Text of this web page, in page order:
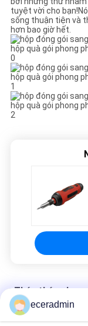
GIÁ
SƠ
ĐỒ
TRANG
WEB
tuyệt vời cho
sống thuận tiện và
hơn bao giờ hết.
Thép thép nhẹ
Hộp đựng đồ trang
eceradmin